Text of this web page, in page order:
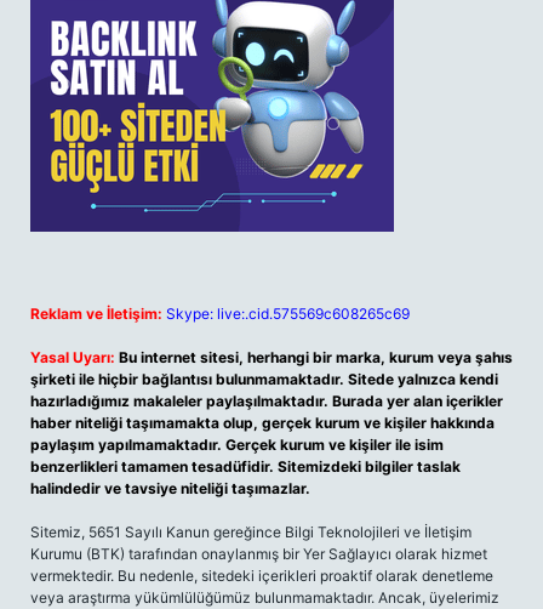
Reklam ve İletişim: Skype: live:.cid.575569c608265c69
Yasal Uyarı: Bu internet sitesi, herhangi bir marka, kurum veya şahıs
şirketi ile hiçbir bağlantısı bulunmamaktadır. Sitede yalnızca kendi
hazırladığımız makaleler paylaşılmaktadır. Burada yer alan içerikler
haber niteliği taşımamakta olup, gerçek kurum ve kişiler hakkında
paylaşım yapılmamaktadır. Gerçek kurum ve kişiler ile isim
benzerlikleri tamamen tesadüfidir. Sitemizdeki bilgiler taslak
halindedir ve tavsiye niteliği taşımazlar.
Sitemiz, 5651 Sayılı Kanun gereğince Bilgi Teknolojileri ve İletişim
Kurumu (BTK) tarafından onaylanmış bir Yer Sağlayıcı olarak hizmet
vermektedir. Bu nedenle, sitedeki içerikleri proaktif olarak denetleme
veya araştırma yükümlülüğümüz bulunmamaktadır. Ancak, üyelerimiz